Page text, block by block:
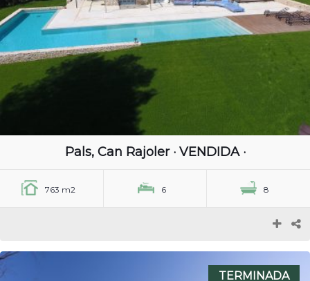
Pals, Can Rajoler · VENDIDA ·
763 m2 6 8
TERMINADA